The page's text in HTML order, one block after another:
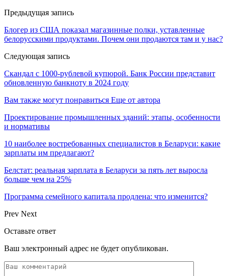
Предыдущая запись
Блогер из США показал магазинные полки, уставленные
белорусскими продуктами. Почем они продаются там и у нас?
Следующая запись
Скандал с 1000-рублевой купюрой. Банк России представит
обновленную банкноту в 2024 году
Вам также могут понравиться Еще от автора
Проектирование промышленных зданий: этапы, особенности
и нормативы
10 наиболее востребованных специалистов в Беларуси: какие
зарплаты им предлагают?
Белстат: реальная зарплата в Беларуси за пять лет выросла
больше чем на 25%
Программа семейного капитала продлена: что изменится?
Prev Next
Оставьте ответ
Ваш электронный адрес не будет опубликован.